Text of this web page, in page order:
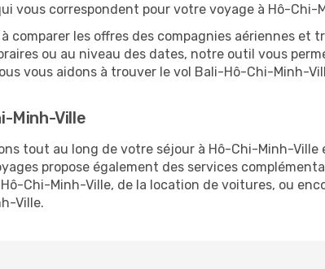
vous correspondent pour votre voyage à Hô-Chi-
comparer les offres des compagnies aériennes et
ou au niveau des dates, notre outil vous
vous aidons à trouver le vol Bali-Hô-Chi-Minh-
Minh-Ville
tout au long de votre séjour à Hô-Chi-Minh-
propose également des services
Chi-Minh-Ville, de la location de voitures, ou
Ville.